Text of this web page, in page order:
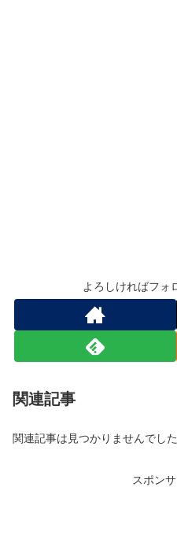
よろしければフォ
関連記事
関連記事は見つかりませんでした
スポン